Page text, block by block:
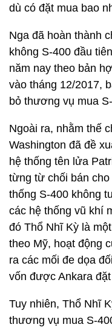
dù có đặt mua bao
Nga đã hoàn thành
không S-400 đầu
năm nay theo bản
vào tháng 12/2017,
bỏ thương vụ mua
Ngoài ra, nhằm thế
Washington đã đề
hệ thống tên lửa
từng từ chối bán
thống S-400 không
các hệ thống vũ khí
đó Thổ Nhĩ Kỳ là
theo Mỹ, hoạt động
ra các mối đe dọa
vốn được Ankara
Tuy nhiên, Thổ Nhĩ
thương vụ mua S-